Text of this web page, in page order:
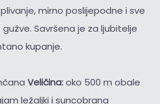
mirno poslijepodne i sve
Savršena je za ljubitelje
kupanje.
Veličina:oko 500 m obale
ležaljki i suncobrana